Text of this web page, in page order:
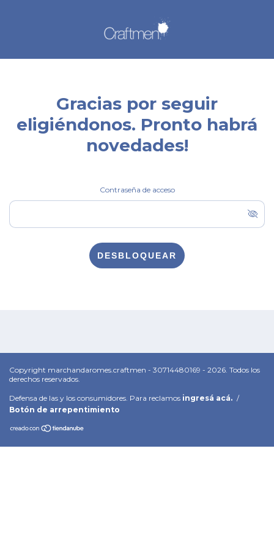
Gracias por seguir
eligiéndonos. Pronto habrá
novedades!
Contraseña de acceso
DESBLOQUEAR
Copyright marchandaromes.craftmen - 30714480169 - 2026. Todos los
derechos reservados.
Defensa de las y los consumidores. Para reclamos ingresá acá. /
Botón de arrepentimiento